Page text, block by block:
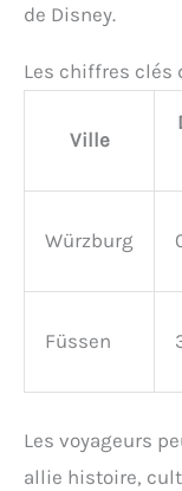
de Disney.
Les chiffres clés
Ville
Würzburg
Füssen
Les voyageurs
allie histoire,